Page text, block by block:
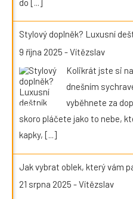
Stylový doplněk? Luxusní
9 října 2025 -Vítězslav
Kolikrát jste si
dnešním
vyběhnete za
skoro pláčete jako to nebe,
kapky, [...]
Jak vybrat oblek, který vám
21 srpna 2025 -Vítězslav